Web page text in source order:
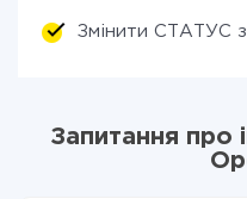
Змінити СТАТУС
Запитання про